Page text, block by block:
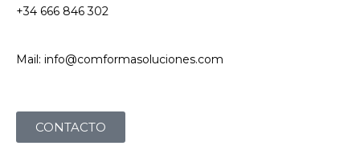
+34 666 846 302
Mail: info@comformasoluciones.com
CONTACTO